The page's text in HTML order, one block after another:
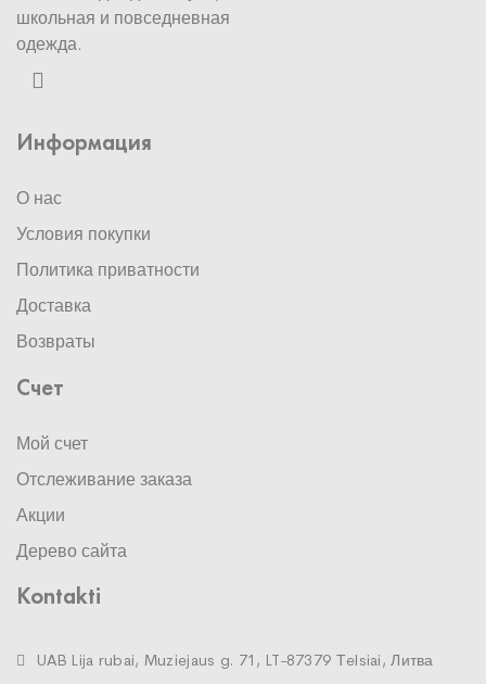
школьная и повседневная
одежда.
Информация
О нас
Условия покупки
Политика приватности
Доставка
Возвраты
Счет
Мой счет
Отслеживание заказа
Акции
Дерево сайта
Kontakti
UAB Lija rubai, Muziejaus g. 71, LT-87379 Тelsiai, Литва